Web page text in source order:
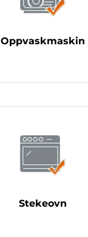
Oppvaskmaskin
Stekeovn